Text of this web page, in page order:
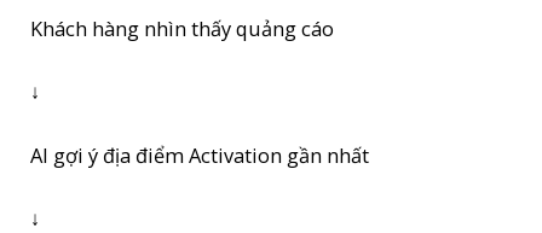
Khách hàng nhìn thấy quảng cáo
↓
AI gợi ý địa điểm Activation gần nhất
↓